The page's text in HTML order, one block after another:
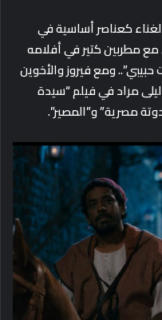
كعناصر أساسية في
مطربين كتير في أفلامه
ومع فيروز والأخوين
ليلى مراد في فيلم “سيدة
مصرية” و”المصير”.